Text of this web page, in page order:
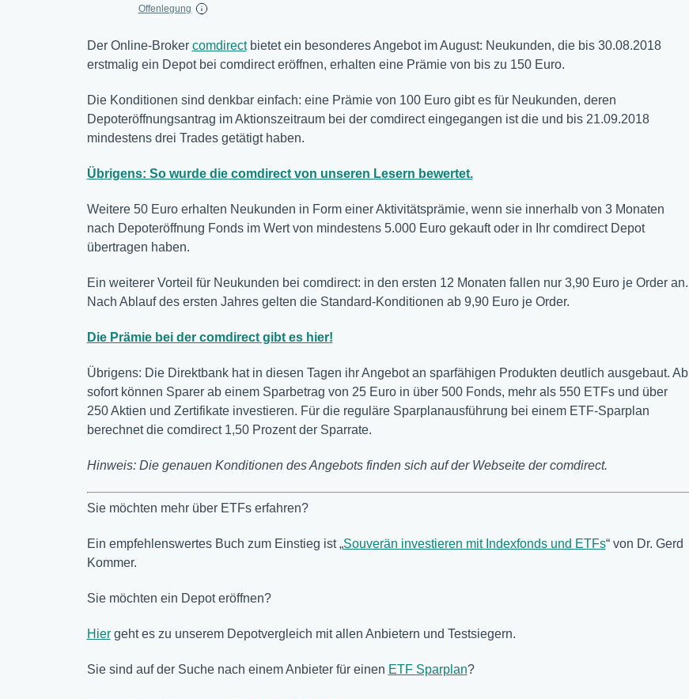
Offenlegung
Der Online-Broker comdirectbietet ein besonderes Angebot im August: Neukunden, die bis 30.08.2018
erstmalig ein Depot bei comdirect eröffnen, erhalten eine Prämie von bis zu 150 Euro.
Die Konditionen sind denkbar einfach: eine Prämie von 100 Euro gibt es für Neukunden, deren
Depoteröffnungsantrag im Aktionszeitraum bei der comdirect eingegangen ist die und bis 21.09.2018
mindestens drei Trades getätigt haben.
Übrigens: So wurde die comdirect von unseren Lesern bewertet.
Weitere 50 Euro erhalten Neukunden in Form einer Aktivitätsprämie, wenn sie innerhalb von 3 Monaten
nach Depoteröffnung Fonds im Wert von mindestens 5.000 Euro gekauft oder in Ihr comdirect Depot
übertragen haben.
Ein weiterer Vorteil für Neukunden bei comdirect: in den ersten 12 Monaten fallen nur 3,90 Euro je Order an.
Nach Ablauf des ersten Jahres gelten die Standard-Konditionen ab 9,90 Euro je Order.
Die Prämie bei der comdirect gibt es hier!
Übrigens: Die Direktbank hat in diesen Tagen ihr Angebot an sparfähigen Produkten deutlich ausgebaut. Ab
sofort können Sparer ab einem Sparbetrag von 25 Euro in über 500 Fonds, mehr als 550 ETFs und über
250 Aktien und Zertifikate investieren. Für die reguläre Sparplanausführung bei einem ETF-Sparplan
berechnet die comdirect 1,50 Prozent der Sparrate.
Hinweis: Die genauen Konditionen des Angebots finden sich auf der Webseite der comdirect.
Sie möchten mehr über ETFs erfahren?
Ein empfehlenswertes Buch zum Einstieg ist „Souverän investieren mit Indexfonds und ETFs“ von Dr. Gerd
Kommer.
Sie möchten ein Depot eröffnen?
Hiergeht es zu unserem Depotvergleich mit allen Anbietern und Testsiegern.
Sie sind auf der Suche nach einem Anbieter für einen ETF Sparplan?